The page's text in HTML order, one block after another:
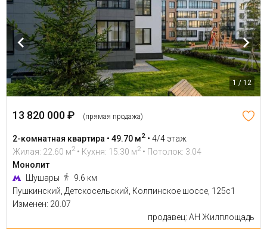
1 / 12
13 820 000 ₽ (прямая продажа)
2-комнатная квартира • 49.70 м2 • 4/4 этаж
Жилая: 22.60 м2 • Кухня: 15.30 м2 • Потолок: 3.04
Монолит
Шушары
9.6 км
Пушкинский, Детскосельский, Колпинское шоссе, 125с1
Изменен: 20.07
продавец: АН Жилплощадь